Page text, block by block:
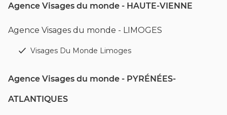
Agence Visages du monde - HAUTE-VIENNE
Agence Visages du monde - LIMOGES
Visages Du Monde Limoges
Agence Visages du monde - PYRÉNÉES-
ATLANTIQUES